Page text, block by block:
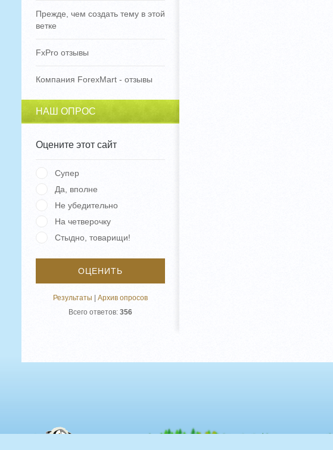
Прежде, чем создать тему в этой
ветке
FxPro отзывы
Компания ForexMart - отзывы
НАШ ОПРОС
Оцените этот сайт
Супер
Да, вполне
Не убедительно
На четверочку
Стыдно, товарищи!
Результаты
Архив опросов
Всего ответов: 356